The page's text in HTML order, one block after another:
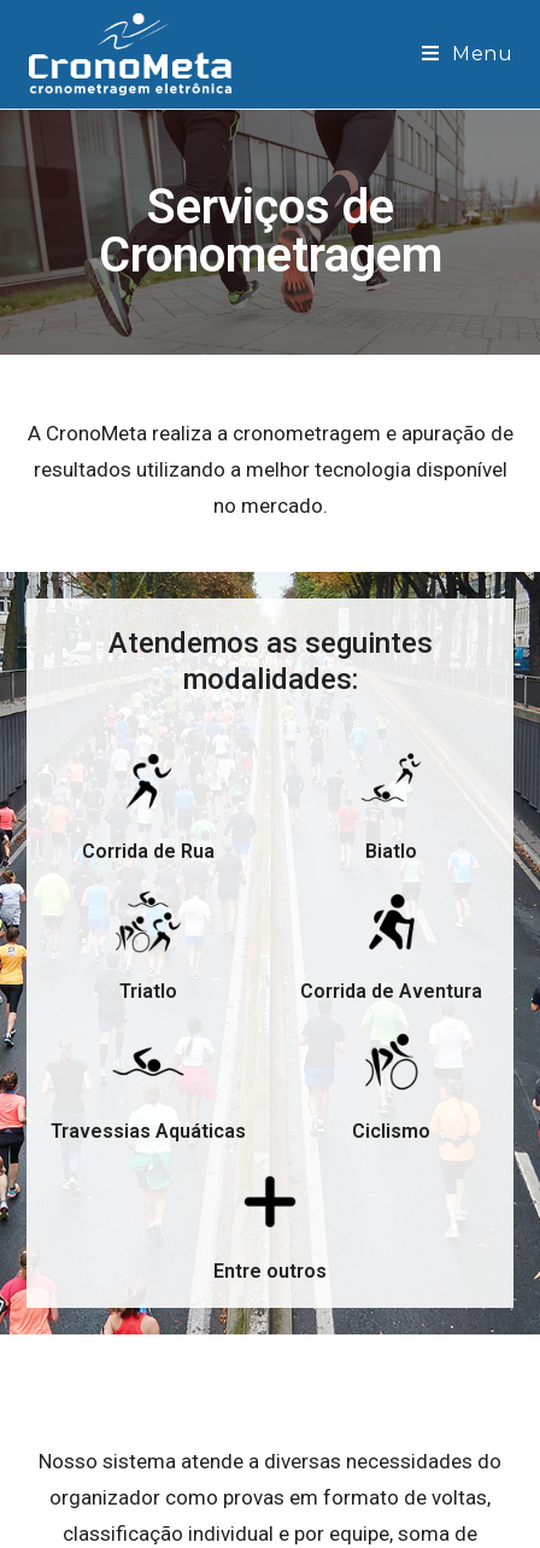
Menu
Serviços de
Cronometragem
A CronoMeta realiza a cronometragem e apuração de
resultados utilizando a melhor tecnologia disponível
no mercado.
Atendemos as seguintes
modalidades:
Corrida de Rua Biatlo
Triatlo Corrida de Aventura
Travessias Aquáticas Ciclismo
Entre outros
Nosso sistema atende a diversas necessidades do
organizador como provas em formato de voltas,
classificação individual e por equipe, soma de